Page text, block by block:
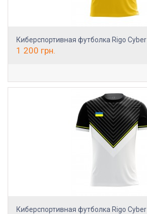
Киберспортивная футболка Rigo Cyber
1 200 грн.
Киберспортивная футболка Rigo Cyber